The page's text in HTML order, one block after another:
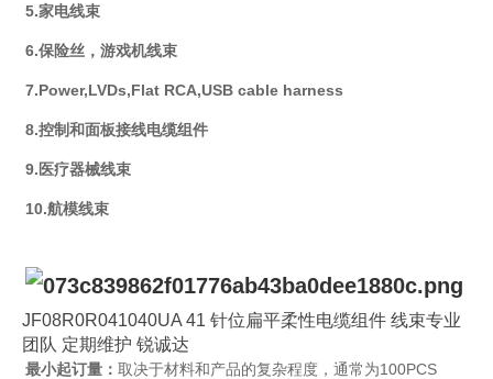
5.家电线束
6.保险丝，游戏机线束
7.Power,LVDs,Flat RCA,USB cable harness
8.控制和面板接线电缆组件
9.医疗器械线束
10.航模线束
JF08R0R041040UA 41 针位扁平柔性电缆组件 线束专业
团队 定期维护 锐诚达
最小起订量： 取决于材料和产品的复杂程度，通常为100PCS